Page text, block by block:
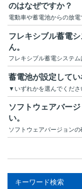
のはなぜですか？
電動車や蓄電池からの放
フレキシブル蓄電
ん。
フレキシブル蓄電システ
蓄電池が設定してい
▼いずれかを選んでくださ
ソフトウェアバー
い。
ソフトウェアバージョン
キーワード検索